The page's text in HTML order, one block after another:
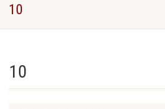
10
10